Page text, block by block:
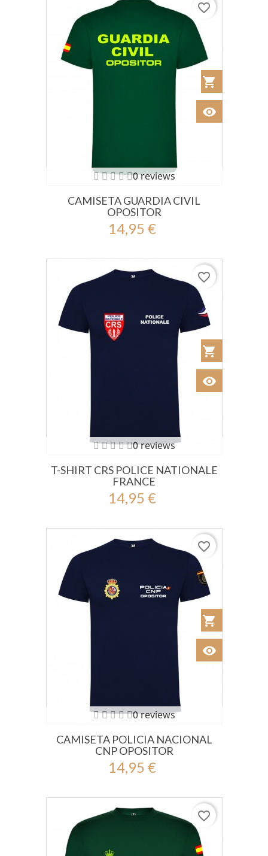
0 reviews
CAMISETA GUARDIA CIVIL
OPOSITOR
14,95 €
shopping_cart
visibility
favorite_border
0 reviews
T-SHIRT CRS POLICE NATIONALE
FRANCE
14,95 €
shopping_cart
visibility
favorite_border
0 reviews
CAMISETA POLICIA NACIONAL
CNP OPOSITOR
14,95 €
shopping_cart
visibility
favorite_border
favorite_border